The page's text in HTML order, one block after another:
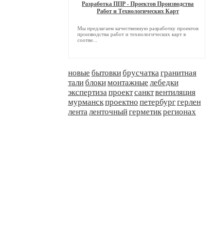
Разработка ППР - Проектов Производства
Работ и Технологических Карт
Мы предлагаем качественную разработку проектов
производства работ и технологических карт в
соотве...
новые бытовкибрусчаткагранитная
талиблокимонтажные лебедки
экспертизапроектсанктвентиляция
мурманскпроектно петербурггерлен
ленталенточныйгерметикрегионах